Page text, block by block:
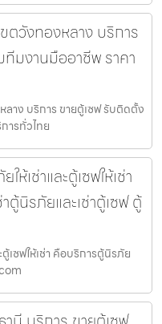
ตวังทองหลาง บริการ
มงานมืออาชีพ ราคา
าง บริการ ขายตู้เซฟ รับติดตั้ง
ารทั่วไทย
เช่าและตู้เซฟให้เช่า
นิรภัยและเช่าตู้เซฟ ตู้
ซฟให้เช่า คือบริการตู้นิรภัย